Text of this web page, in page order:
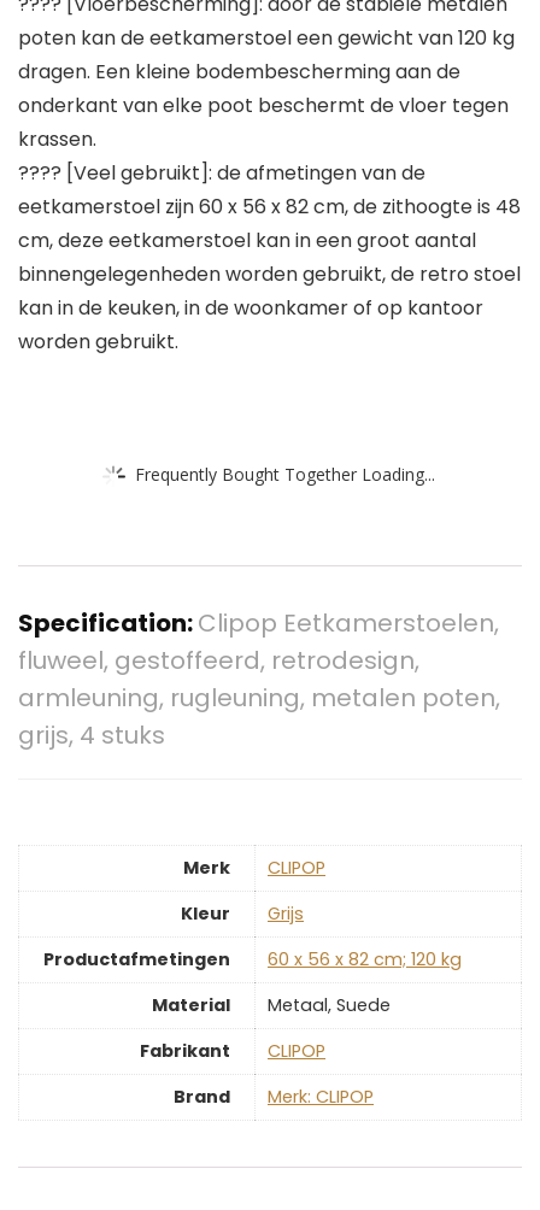
poten kan de eetkamerstoel een gewicht van 120 kg
dragen. Een kleine bodembescherming aan de
onderkant van elke poot beschermt de vloer tegen
krassen.
???? [Veel gebruikt]: de afmetingen van de
eetkamerstoel zijn 60 x 56 x 82 cm, de zithoogte is 48
cm, deze eetkamerstoel kan in een groot aantal
binnengelegenheden worden gebruikt, de retro stoel
kan in de keuken, in de woonkamer of op kantoor
worden gebruikt.
Frequently Bought Together Loading...
Specification:Clipop Eetkamerstoelen,
fluweel, gestoffeerd, retrodesign,
armleuning, rugleuning, metalen poten,
grijs, 4 stuks
Merk
‎CLIPOP
Kleur
‎Grijs
Productafmetingen
‎60 x 56 x 82 cm; 120 kg
Material
‎Metaal, Suede
Fabrikant
‎CLIPOP
Brand
Merk: CLIPOP